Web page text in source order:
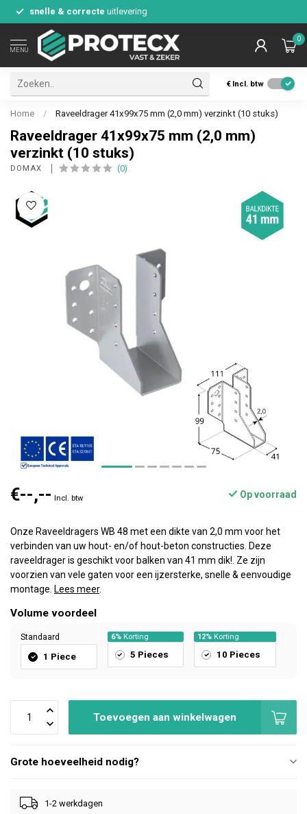
snelle & correcte uitlevering
MENU
0
€ Incl. btw
Home / Raveeldrager 41x99x75 mm (2,0 mm) verzinkt (10 stuks)
Raveeldrager 41x99x75 mm (2,0 mm)
verzinkt (10 stuks)
DOMAX (0)
€--,-- Incl. btw Op voorraad
Onze Raveeldragers WB 48 met een dikte van 2,0 mm voor het
verbinden van uw hout- en/of hout-beton constructies. Deze
raveeldrager is geschikt voor balken van 41 mm dik!. Ze zijn
voorzien van vele gaten voor een ijzersterke, snelle & eenvoudige
montage. Lees meer.
Volume voordeel
Standaard
1 Piece
6%Korting
5 Pieces
12% Korting
10 Pieces
Toevoegen aan winkelwagen
Grote hoeveelheid nodig?
1-2 werkdagen